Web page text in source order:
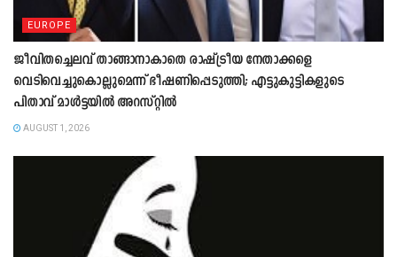
EUROPE
ജീവിതച്ചെലവ് താങ്ങാനാകാതെ രാഷ്ട്രീയ നേതാക്കളെ
വെടിവെച്ചുകൊല്ലുമെന്ന് ഭീഷണിപ്പെടുത്തി; എട്ടുകുട്ടികളുടെ
പിതാവ് മാൾട്ടയിൽ അറസ്റ്റിൽ
AUGUST 1, 2026